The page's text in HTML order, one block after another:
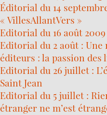
Éditorial du 14
« VillesAllantVers »
Editorial du 16 août
Editorial du 2 août : Une
éditeurs : la passion des
Editorial du 26 juillet :
Saint Jean
Editorial du 5 juillet :
étranger ne m’est